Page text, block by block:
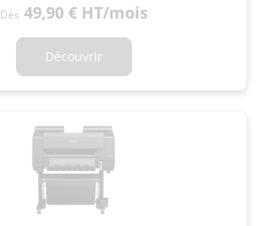
Dès 49,90 € HT/mois
Découvrir